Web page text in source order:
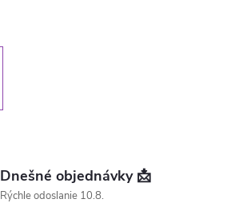
Dnešné objednávky 📩
Rýchle odoslanie 10.8.